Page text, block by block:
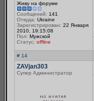
Живу на форуме
Сообщений: 141
Откуда: Ukraine
Зарегистрирован: 22 Января
2010, 19:15:08
Пол: Мужской
Статус: offline
# 14
ZAVjan303
Супер Администратор